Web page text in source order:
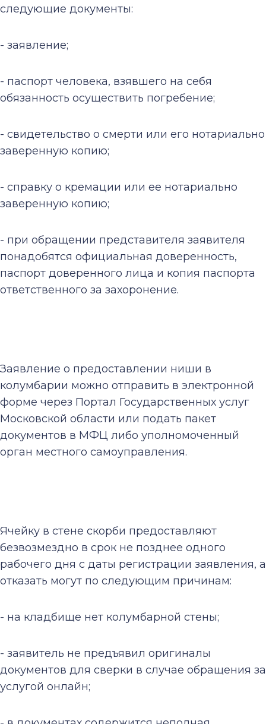
следующие документы:
- заявление;
- паспорт человека, взявшего на себя
обязанность осуществить погребение;
- свидетельство о смерти или его нотариально
заверенную копию;
- справку о кремации или ее нотариально
заверенную копию;
- при обращении представителя заявителя
понадобятся официальная доверенность,
паспорт доверенного лица и копия паспорта
ответственного за захоронение.
Заявление о предоставлении ниши в
колумбарии можно отправить в электронной
форме через Портал Государственных услуг
Московской области или подать пакет
документов в МФЦ либо уполномоченный
орган местного самоуправления.
Ячейку в стене скорби предоставляют
безвозмездно в срок не позднее одного
рабочего дня с даты регистрации заявления, а
отказать могут по следующим причинам:
- на кладбище нет колумбарной стены;
- заявитель не предъявил оригиналы
документов для сверки в случае обращения за
услугой онлайн;